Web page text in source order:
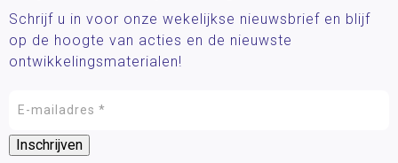
Schrijf u in voor onze wekelijkse nieuwsbrief en blijf
op de hoogte van acties en de nieuwste
ontwikkelingsmaterialen!